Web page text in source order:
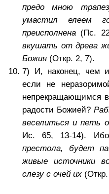
предо мною
умастил елеем
преисполнена (Пс.
вкушать от древа
Божия (Откр. 2, 7).
7) И, наконец, чем
если не
непрекращающимся
радости Божией?
веселиться и петь
Ис. 65, 13-14).
престола, будет
живые источники
слезу с очей их